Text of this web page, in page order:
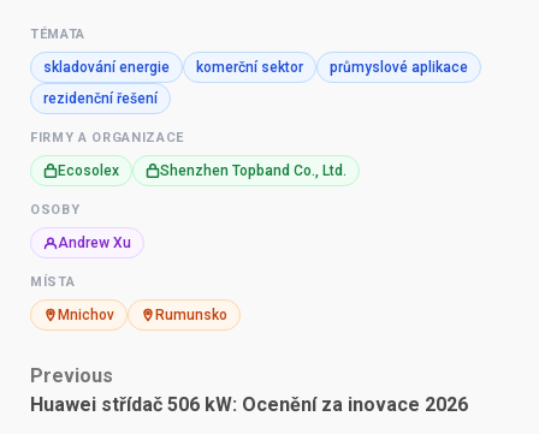
TÉMATA
skladování energie komerční sektor
průmyslové aplikace
rezidenční řešení
FIRMY A ORGANIZACE
Ecosolex Shenzhen Topband Co., Ltd.
OSOBY
Andrew Xu
MÍSTA
Mnichov Rumunsko
Post
navigation
Previous
Huawei střídač 506 kW: Ocenění za inovace 2026